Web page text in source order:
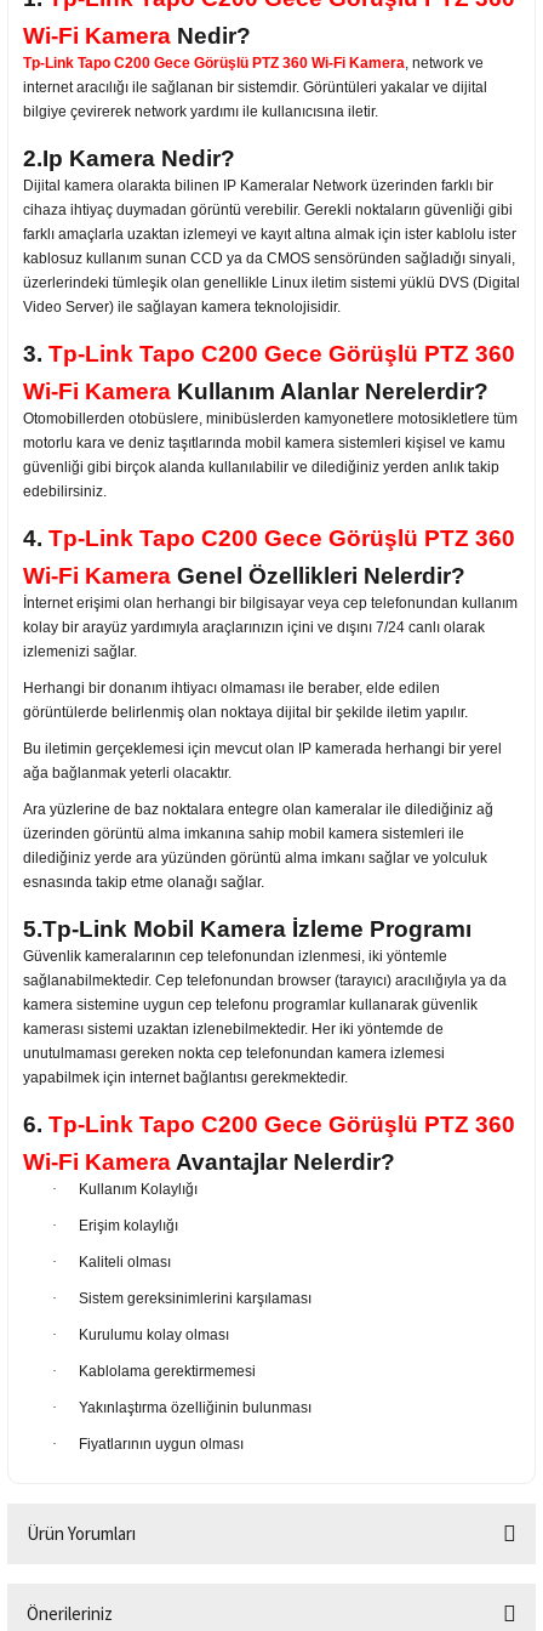
Wi-Fi Kamera Nedir?
Tp-Link Tapo C200 Gece Görüşlü PTZ 360 Wi-Fi Kamera, network ve
internet aracılığı ile sağlanan bir sistemdir. Görüntüleri yakalar ve dijital
bilgiye çevirerek network yardımı ile kullanıcısına iletir.
2.Ip Kamera Nedir?
Dijital kamera olarakta bilinen IP Kameralar Network üzerinden farklı bir
cihaza ihtiyaç duymadan görüntü verebilir. Gerekli noktaların güvenliği gibi
farklı amaçlarla uzaktan izlemeyi ve kayıt altına almak için ister kablolu ister
kablosuz kullanım sunan CCD ya da CMOS sensöründen sağladığı sinyali,
üzerlerindeki tümleşik olan genellikle Linux iletim sistemi yüklü DVS (Digital
Video Server) ile sağlayan kamera teknolojisidir.
3. Tp-Link Tapo C200 Gece Görüşlü PTZ 360
Wi-Fi Kamera Kullanım Alanlar Nerelerdir?
Otomobillerden otobüslere, minibüslerden kamyonetlere motosikletlere tüm
motorlu kara ve deniz taşıtlarında mobil kamera sistemleri kişisel ve kamu
güvenliği gibi birçok alanda kullanılabilir ve dilediğiniz yerden anlık takip
edebilirsiniz.
4. Tp-Link Tapo C200 Gece Görüşlü PTZ 360
Wi-Fi Kamera Genel Özellikleri Nelerdir?
İnternet erişimi olan herhangi bir bilgisayar veya cep telefonundan kullanım
kolay bir arayüz yardımıyla araçlarınızın içini ve dışını 7/24 canlı olarak
izlemenizi sağlar.
Herhangi bir donanım ihtiyacı olmaması ile beraber, elde edilen
görüntülerde belirlenmiş olan noktaya dijital bir şekilde iletim yapılır.
Bu iletimin gerçeklemesi için mevcut olan IP kamerada herhangi bir yerel
ağa bağlanmak yeterli olacaktır.
Ara yüzlerine de baz noktalara entegre olan kameralar ile dilediğiniz ağ
üzerinden görüntü alma imkanına sahip mobil kamera sistemleri ile
dilediğiniz yerde ara yüzünden görüntü alma imkanı sağlar ve yolculuk
esnasında takip etme olanağı sağlar.
5.Tp-Link Mobil Kamera İzleme Programı
Güvenlik kameralarının cep telefonundan izlenmesi, iki yöntemle
sağlanabilmektedir. Cep telefonundan browser (tarayıcı) aracılığıyla ya da
kamera sistemine uygun cep telefonu programlar kullanarak güvenlik
kamerası sistemi uzaktan izlenebilmektedir. Her iki yöntemde de
unutulmaması gereken nokta cep telefonundan kamera izlemesi
yapabilmek için internet bağlantısı gerekmektedir.
6. Tp-Link Tapo C200 Gece Görüşlü PTZ 360
Wi-Fi Kamera Avantajlar Nelerdir?
· Kullanım Kolaylığı
· Erişim kolaylığı
· Kaliteli olması
· Sistem gereksinimlerini karşılaması
· Kurulumu kolay olması
· Kablolama gerektirmemesi
· Yakınlaştırma özelliğinin bulunması
· Fiyatlarının uygun olması
Ürün Yorumları
Önerileriniz